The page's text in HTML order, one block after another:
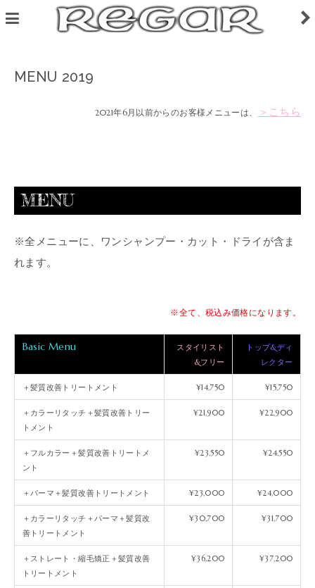
MENU 2019
2021年6月以前からのお客様メニューは、 ＞こちら
MENU
※全メニューに、ワンシャンプー・カット・ドライが含ま
れます。
※全て、税込み価格になります。
Basic Menu
スタイリスト
&フリー
トップ&ディ
レクター
＋髪質改善トリートメント ¥14,750 ¥15,750
＋カラーリタッチ＋髪質改善トリー
トメント
¥21,900 ¥22,900
＋フルカラー＋髪質改善トリートメ
ント
¥23,550 ¥24,550
＋パーマ＋髪質改善トリートメント ¥23,000 ¥24,000
＋カラーリタッチ＋パーマ＋髪質改
善トリートメント
¥30,700 ¥31,700
＋ストレート・縮毛矯正＋髪質改善
トリートメント
¥36,200 ¥37,200